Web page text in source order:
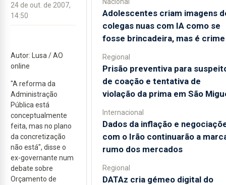
24 de out. de 2007,
14:50
Autor: Lusa / AO
online
"A reforma da
Administração
Pública está
conceptualmente
feita, mas no plano
da concretização
não está", disse o
ex-governante num
debate sobre
Orçamento de
Adolescentes criam imagens
colegas nuas com IA como se
fosse brincadeira, mas é crime
Regional
Prisão preventiva para
de coação e tentativa de
violação da prima em São
Internacional
Dados da inflação e
com o Irão continuarão a
rumo dos mercados
Regional
DATAz cria gémeo digital do